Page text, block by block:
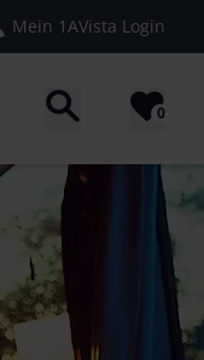
Mein 1AVista Login
0